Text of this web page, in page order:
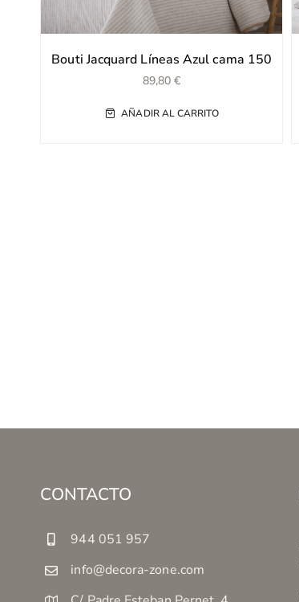
Bouti Jacquard Líneas Azul cama 150
89,80€
AÑADIR AL CARRITO
CONTACTO
944 051 957
info@decora-zone.com